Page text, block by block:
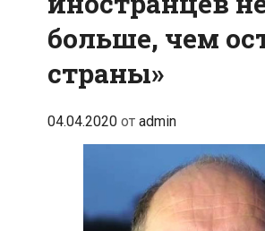
больше, чем
страны»
04.04.2020 от admin